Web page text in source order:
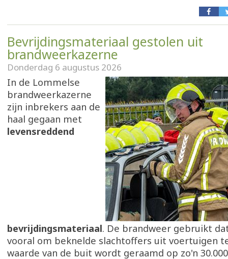
Bevrijdingsmateriaal gestolen uit
brandweerkazerne
Donderdag 6 augustus 2026
In de Lommelse
brandweerkazerne
zijn inbrekers aan de
haal gegaan met
levensreddend
bevrijdingsmateriaal. De brandweer gebruikt
vooral om beknelde slachtoffers uit voertuigen
waarde van de buit wordt geraamd op zo'n